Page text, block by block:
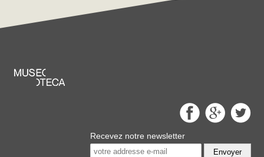
Recevez notre newsletter
Envoyer